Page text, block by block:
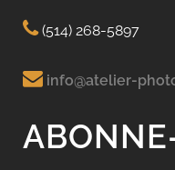
(514) 268-5897
info@atelier-